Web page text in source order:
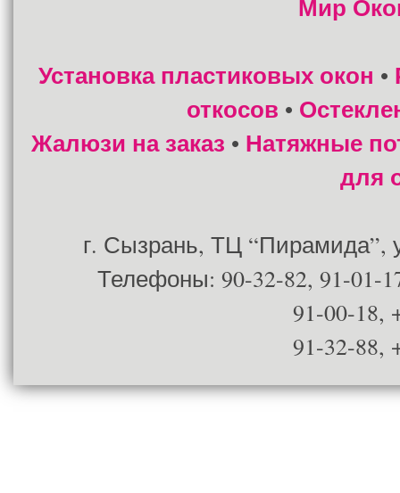
Мир
Установка пластиковых окон •
откосов •
Жалюзи на заказ • Натяжные
для
г. Сызрань, ТЦ “Пирамида”,
Телефоны: 90-32-82, 91-01-
91-00-18,
91-32-88,